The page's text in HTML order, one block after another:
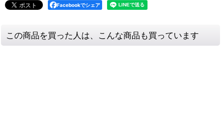
Facebookでシェア
この商品を買った人は、こんな商品も買っています